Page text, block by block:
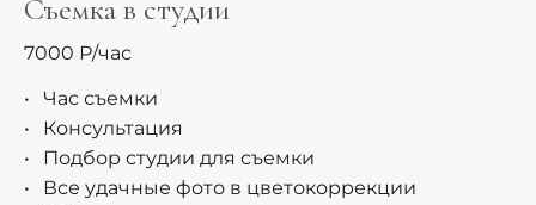
Съемка в студии
7000 Р/час
Час съемки
Консультация
Подбор студии для съемки
Все удачные фото в цветокоррекции